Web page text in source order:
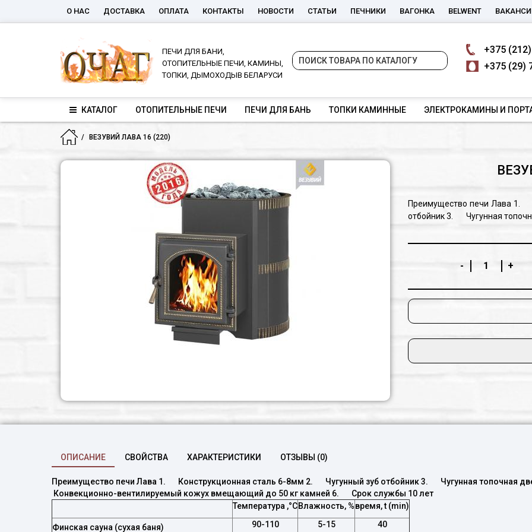
О НАС ДОСТАВКА ОПЛАТА КОНТАКТЫ НОВОСТИ СТАТЬИ ПЕЧНИКИ ВАГОНКА BELWENT
ПЕЧИ ДЛЯ БАНИ,
ОТОПИТЕЛЬНЫЕ ПЕЧИ, КАМИНЫ,
ТОПКИ, ДЫМОХОДЫВ БЕЛАРУСИ
+375
+375 (29)
КАТАЛОГ ОТОПИТЕЛЬНЫЕ ПЕЧИ ПЕЧИ ДЛЯ БАНЬ ТОПКИ КАМИННЫЕ ЭЛЕКТРОКАМИНЫ И
ВЕЗУВИЙ ЛАВА 16 (220)
Преимущество печи Лава
отбойник 3. Чугунная
службы 10 лет
Финская сауна (сухая баня)
Русская баня горячая
Русская баня
+
-
ОПИСАНИЕ СВОЙСТВА ХАРАКТЕРИСТИКИ ОТЗЫВЫ (0)
Преимущество печи Лава 1. Конструкционная сталь 6-8мм 2. Чугунный зуб отбойник 3. Чугунная топочная
Конвекционно-вентилируемый кожух вмещающий до 50 кг камней 6. Срок службы 10 лет
Температура ,°СВлажность, %время, t (min)
Финская сауна (сухая баня) 90-110 5-15 40